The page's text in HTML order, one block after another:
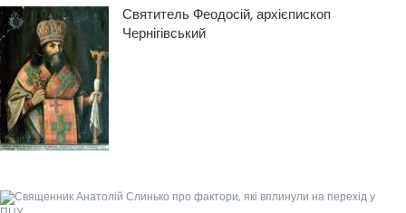
Святитель Феодосій, архієпископ
Чернігівський